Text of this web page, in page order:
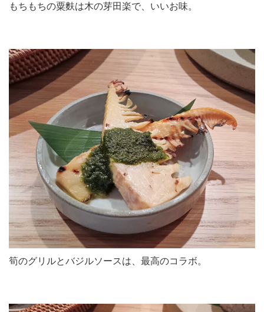
もちもちの粟麩は木の芽田楽で、いいお味。
筍のグリルとバジルソースは、最高のコラボ。